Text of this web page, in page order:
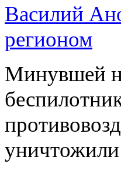
Василий
регионом
Минувшей